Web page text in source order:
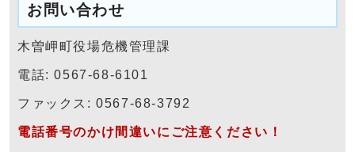
お問い合わせ
木曽岬町役場危機管理課
電話: 0567-68-6101
ファックス: 0567-68-3792
電話番号のかけ間違いにご注意ください！